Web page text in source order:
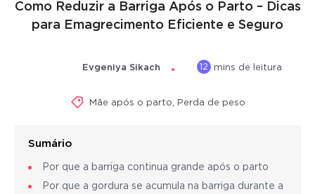
Como Reduzir a Barriga Após o Parto – Dicas
para Emagrecimento Eficiente e Seguro
Evgeniya Sikach 12 mins de leitura
Mãe após o parto Perda de peso
Sumário
Por que a barriga continua grande após o parto
Por que a gordura se acumula na barriga durante a